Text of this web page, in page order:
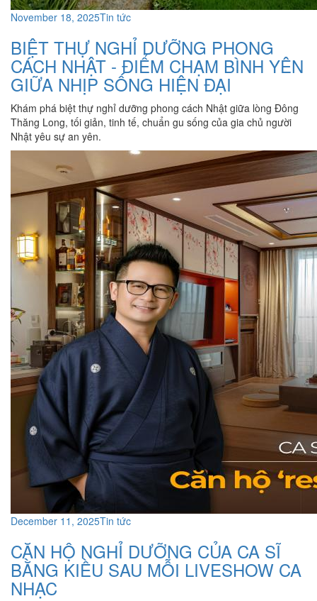
November 18, 2025Tin tức
BIỆT THỰ NGHỈ DƯỠNG PHONG
CÁCH NHẬT - ĐIỂM CHẠM BÌNH YÊN
GIỮA NHỊP SỐNG HIỆN ĐẠI
Khám phá biệt thự nghỉ dưỡng phong cách Nhật giữa lòng Đông
Thăng Long, tối giản, tinh tế, chuẩn gu sống của gia chủ người
Nhật yêu sự an yên.
December 11, 2025Tin tức
CĂN HỘ NGHỈ DƯỠNG CỦA CA SĨ
BẰNG KIỀU SAU MỖI LIVESHOW CA
NHẠC